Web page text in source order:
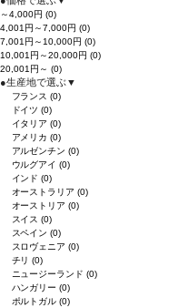
～4,000円 (0)
4,001円～7,000円 (0)
7,001円～10,000円 (0)
10,001円～20,000円 (0)
20,001円～ (0)
●生産地で選ぶ▼
フランス(0)
ドイツ(0)
イタリア(0)
アメリカ(0)
アルゼンチン(0)
ウルグアイ(0)
インド(0)
オーストラリア(0)
オーストリア(0)
スイス(0)
スペイン(0)
スロヴェニア(0)
チリ(0)
ニュージーランド(0)
ハンガリー(0)
ポルトガル(0)